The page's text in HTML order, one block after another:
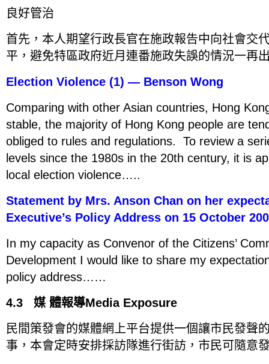
良好管治
首先，本人期望行政長官在施政報告中向社會交
平，避免特區政府近月連番施政失誤的情況一再
Election Violence (1) — Benson Wong
Comparing with other Asian countries, Hong
stable, the majority of Hong Kong people are
obliged to rules and regulations. To review a
levels since the 1980s in the 20th century, it is
local election violence…..
Statement by Mrs. Anson Chan on her
Executive’s Policy Address on 15 October
In my capacity as Convenor of the Citizens’
Development I would like to share my
policy address……
4.3 媒 體報導Media Exposure
民間策發會的媒體網上平台提供一個讓市民發聲
事，本會定時安排採訪隊進行街訪，市民可隨意